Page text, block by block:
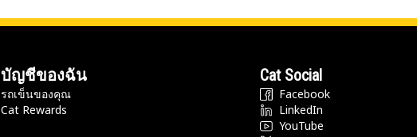
บัญชีของฉัน
รถเข็นของคุณ
Cat Rewards
Cat Social
Facebook
LinkedIn
YouTube